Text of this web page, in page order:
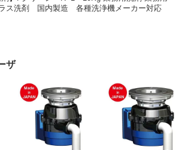
ス洗剤 国内製造 各種洗浄機メーカー対応
ザ